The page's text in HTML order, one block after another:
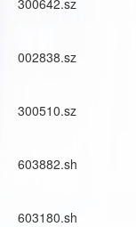
300642.sz
002838.sz
300510.sz
603882.sh
603180.sh